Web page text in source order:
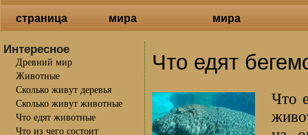
страница
мира
мира
Интересное
Древний мир
Животные
Сколько живут деревья
Сколько живут животные
Что едят животные
Что из чего состоит
Что едят
Что